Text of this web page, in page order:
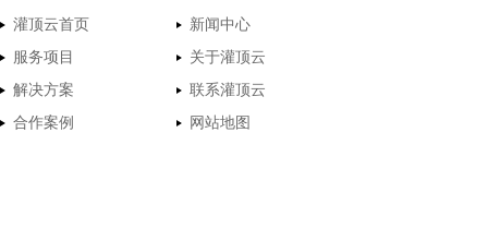
灌顶云首页
新闻中心
服务项目
关于灌顶云
解决方案
联系灌顶云
合作案例
网站地图